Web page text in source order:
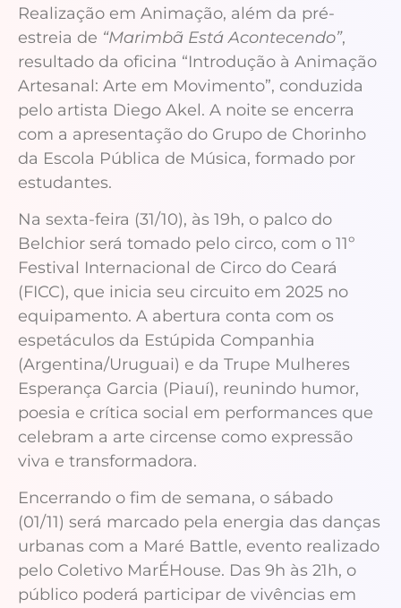
Realização em Animação, além da pré-
estreia de “Marimbã Está Acontecendo”,
resultado da oficina “Introdução à Animação
Artesanal: Arte em Movimento”, conduzida
pelo artista Diego Akel. A noite se encerra
com a apresentação do Grupo de Chorinho
da Escola Pública de Música, formado por
estudantes.
Na sexta-feira (31/10), às 19h, o palco do
Belchior será tomado pelo circo, com o 11º
Festival Internacional de Circo do Ceará
(FICC), que inicia seu circuito em 2025 no
equipamento. A abertura conta com os
espetáculos da Estúpida Companhia
(Argentina/Uruguai) e da Trupe Mulheres
Esperança Garcia (Piauí), reunindo humor,
poesia e crítica social em performances que
celebram a arte circense como expressão
viva e transformadora.
Encerrando o fim de semana, o sábado
(01/11) será marcado pela energia das danças
urbanas com a Maré Battle, evento realizado
pelo Coletivo MarÉHouse. Das 9h às 21h, o
público poderá participar de vivências em